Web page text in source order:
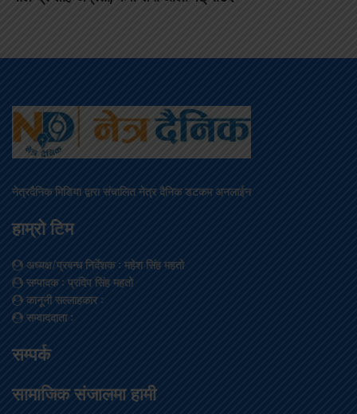
नेत्रदैनिक मिडिया द्वारा संचालित नेत्र दैनिक डटकम अनलाईन
हाम्रो टिम
अध्यक्ष/प्रबन्ध निर्देशक: महेश सिंह महतो
सम्पादक: प्रदिप सिंह महतो
कानूनी सल्लाहकार:
सम्वाददाता:
सम्पर्क
सामाजिक संजालमा हामी